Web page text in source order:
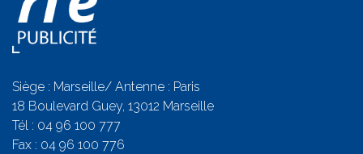
Siège : Marseille/ Antenne : Paris
18 Boulevard Guey, 13012 Marseille
Tél : 04 96 100 777
Fax : 04 96 100 776